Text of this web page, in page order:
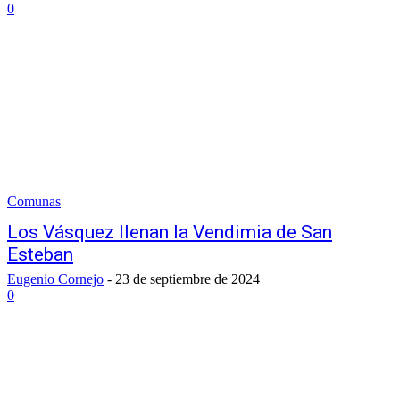
0
Comunas
Los Vásquez llenan la Vendimia de San
Esteban
Eugenio Cornejo - 23 de septiembre de 2024
0